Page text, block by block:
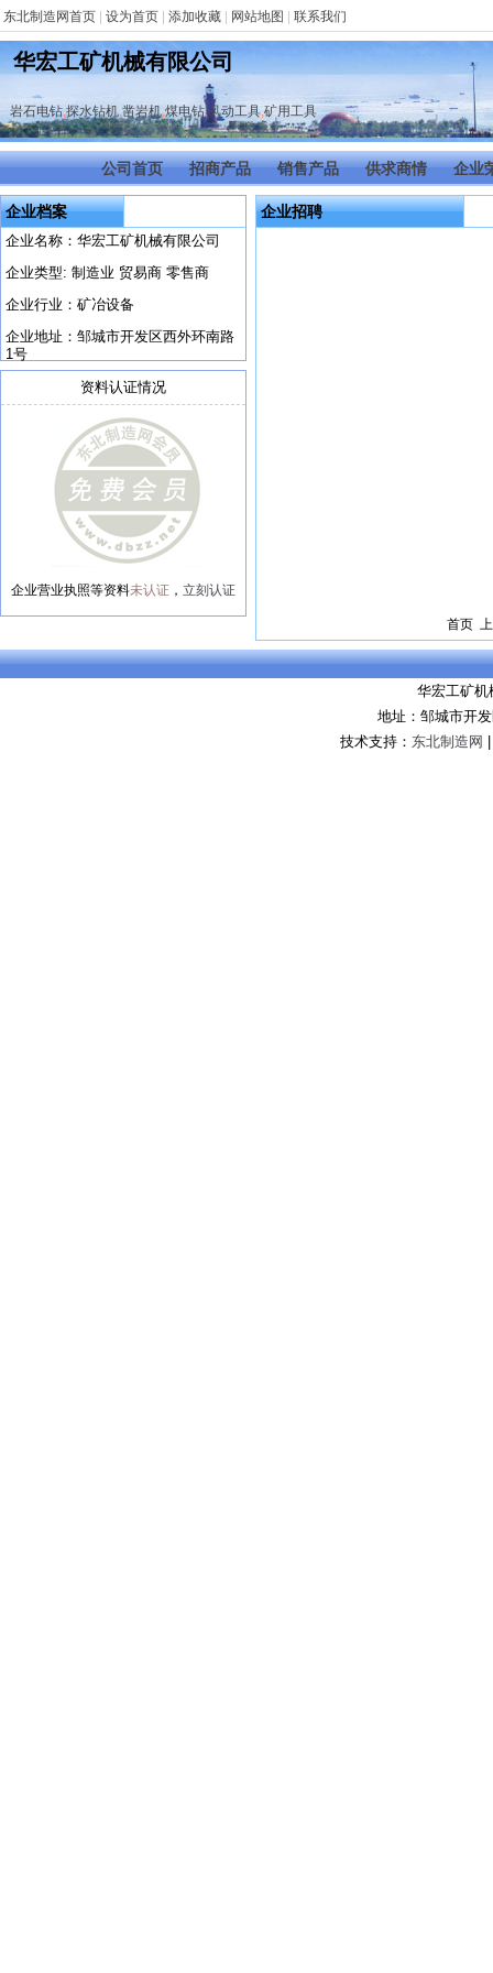
东北制造网首页 设为首页 添加收藏 网站地图 联系我们
华宏工矿机械有限公司
岩石电钻,探水钻机,凿岩机,煤电钻,风动工具,矿用工具
公司首页 招商产品 销售产品 供求商情 企业
企业档案
企业名称：华宏工矿机械有限公司
企业类型: 制造业 贸易商 零售商
企业行业：矿冶设备
企业地址：邹城市开发区西外环南路
1号
资料认证情况
企业营业执照等资料未认证 ， 立刻认证
企业招聘
首页
华宏工矿机
地址：邹城市开
技术支持： 东北制造网